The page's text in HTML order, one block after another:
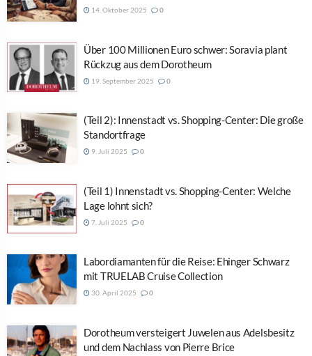
14. Oktober 2025 0
Über 100 Millionen Euro schwer: Soravia plant
Rückzug aus dem Dorotheum
19. September 2025 0
(Teil 2): Innenstadt vs. Shopping-Center: Die große
Standortfrage
9. Juli 2025 0
(Teil 1) Innenstadt vs. Shopping-Center: Welche
Lage lohnt sich?
7. Juli 2025 0
Labordiamanten für die Reise: Ehinger Schwarz
mit TRUELAB Cruise Collection
30. April 2025 0
Dorotheum versteigert Juwelen aus Adelsbesitz
und dem Nachlass von Pierre Brice